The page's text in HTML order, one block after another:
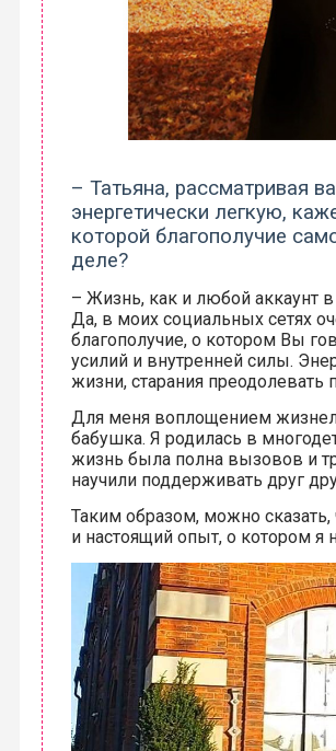
– Татьяна, рассматривая
энергетически легкую,
которой благополучие
деле?
– Жизнь, как и любой аккаунт
Да, в моих социальных сетях
благополучие, о котором Вы
усилий и внутренней силы.
жизни, старания преодолевать
Для меня воплощением
бабушка. Я родилась в
жизнь была полна вызовов и
научили поддерживать друг
Таким образом, можно
и настоящий опыт, о котором я